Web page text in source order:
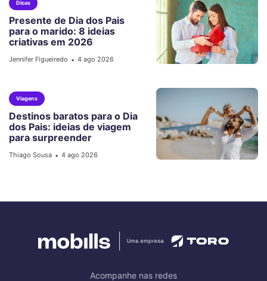
Dicas
Presente de Dia dos Pais
para o marido: 8 ideias
criativas em 2026
Jennifer Figueiredo • 4 ago 2026
Viagens
Destinos baratos para o Dia
dos Pais: ideias de viagem
para surpreender
Thiago Sousa • 4 ago 2026
Acompanhe nas redes